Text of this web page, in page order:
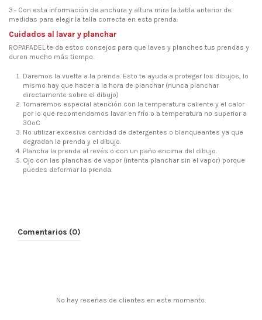
3.- Con esta información de anchura y altura mira la tabla anterior de
medidas para elegir la talla correcta en esta prenda.
Cuidados al lavar y planchar
ROPAPADEL te da estos consejos para que laves y planches tus prendas y
duren mucho más tiempo.
Daremos la vuelta a la prenda. Esto te ayuda a proteger los dibujos, lo
mismo hay que hacer a la hora de planchar (nunca planchar
directamente sobre el dibujo)
Tomaremos especial atención con la temperatura caliente y el calor
por lo que recomendamos lavar en frío o a temperatura no superior a
30ºC
No utilizar excesiva cantidad de detergentes o blanqueantes ya que
degradan la prenda y el dibujo.
Plancha la prenda al revés o con un paño encima del dibujo.
Ojo con las planchas de vapor (intenta planchar sin el vapor) porque
puedes deformar la prenda.
Comentarios (0)
No hay reseñas de clientes en este momento.